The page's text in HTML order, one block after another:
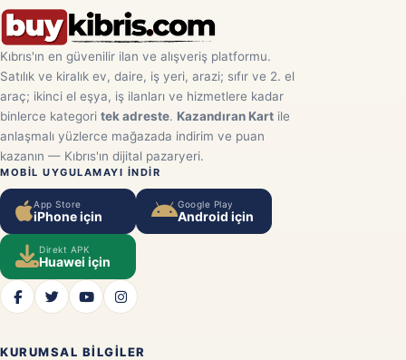
Kıbrıs'ın en güvenilir ilan ve alışveriş platformu.
Satılık ve kiralık ev, daire, iş yeri, arazi; sıfır ve 2. el
araç; ikinci el eşya, iş ilanları ve hizmetlere kadar
binlerce kategori tek adreste. Kazandıran Kart ile
anlaşmalı yüzlerce mağazada indirim ve puan
kazanın — Kıbrıs'ın dijital pazaryeri.
MOBIL UYGULAMAYI INDIR
App Store
iPhone için
Google Play
Android için
Direkt APK
Huawei için
KURUMSAL BILGILER